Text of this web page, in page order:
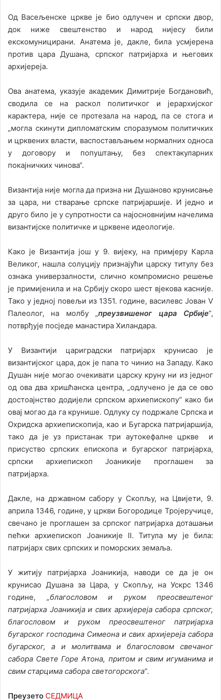
Од Васељенске цркве је био одлучен и српски двор,
док ниже свештенство и народ нијесу били
екскомуницирани. Анатема је, дакле, била усмјерена
против цара Душана, српског патријарха и његових
архијереја.
Ова анатема, указује академик Димитрије Богдановић,
сводила се на раскол политичког и јерархијског
карактера, није се протезала на народ, па се стога и
„могла скинути дипломатским споразумом политичких
и црквених власти, васпостављањем нормалних односа
у договору и попуштању, без спектакуларних
покајничких чинова“.
Византија није могла да призна ни Душаново крунисање
за цара, ни стварање српске патријаршије. И једно и
друго било је у супротности са најосновнијим начелима
византијске политичке и црквене идеологије.
Како је Византија још у 9. вијеку, на примјеру Карла
Великог, нашла солуцију признајући царску титулу без
ознака универзалности, слично компромисно решење
је примијенила и на Србију скоро шест вјекова касније.
Тако у једној повељи из 1351. године, василевс Јован V
Палеолог, на молбу „преузвишеног цара Србије“,
потврђује посједе манастира Хиландара.
У Византији цариградски патријарх крунисао је
византијског цара, док је папа то чинио на Западу. Како
Душан није могао очекивати царску круну ни из једног
од ова два хришћанска центра, „одлучено је да се ово
достоајнство додијели српском архиепископу“ како би
овај могао да га крунише. Одлуку су подржале Српска и
Охридска архиепископија, као и Бугарска патријаршија,
тако да је уз пристанак три аутокефалне цркве и
присуство српских епископа и бугарског патријарха,
српски архиепископ Јоаникије проглашен за
патријарха.
Дакле, на државном сабору у Скопљу, на Цвијети, 9.
априла 1346, године, у цркви Богородице Тројеручице,
свечано је проглашен за српског патријарха доташањи
пећки архиепископ Јоаникије II. Титула му је била:
патријарх свих српских и поморских земаља.
У житију патријарха Јоаникија, наводи се да је он
крунисао Душана за Цара, у Скопљу, на Ускрс 1346
године, „благословом и руком преосвештеног
патријарха Јоаникија и свих архијереја сабора српског,
благословом и руком преосвештеног патријарха
бугарског господина Симеона и свих архијереја сабора
бугарског, а и молитвама и благословом свечаног
сабора Свете Горе Атона, притом и свим игуманима и
свим старцима сабора светогорскога“.
Преузето СЕДМИЦА